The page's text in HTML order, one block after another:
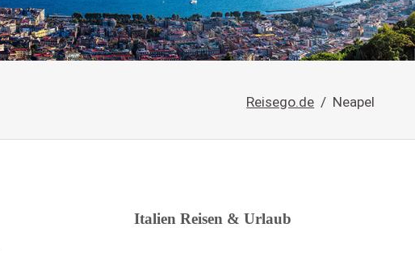
Reisego.de Neapel
Italien Reisen & Urlaub